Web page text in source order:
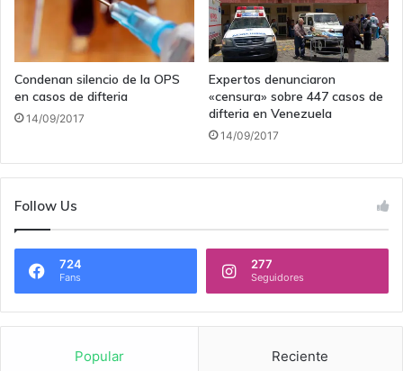
Condenan silencio de la OPS
en casos de difteria
14/09/2017
Expertos denunciaron
«censura» sobre 447 casos de
difteria en Venezuela
14/09/2017
Follow Us
724
Fans
277
Seguidores
Popular Reciente